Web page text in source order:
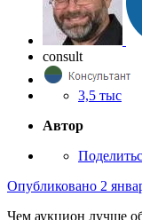
consult
3,5 тыс
Автор
Опубликовано 2
Чем аукцион лучше